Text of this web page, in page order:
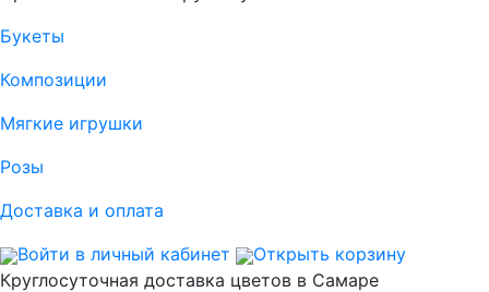
Букеты
Композиции
Мягкие игрушки
Розы
Доставка и оплата
Войти в личный кабинет
Открыть корзину
Круглосуточная доставка цветов в Самаре